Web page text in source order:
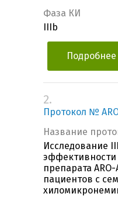
Фаза КИ
IIIb
Подробнее
2.
Протокол №
Название
Исследование
эффективности
препарата
пациентов c